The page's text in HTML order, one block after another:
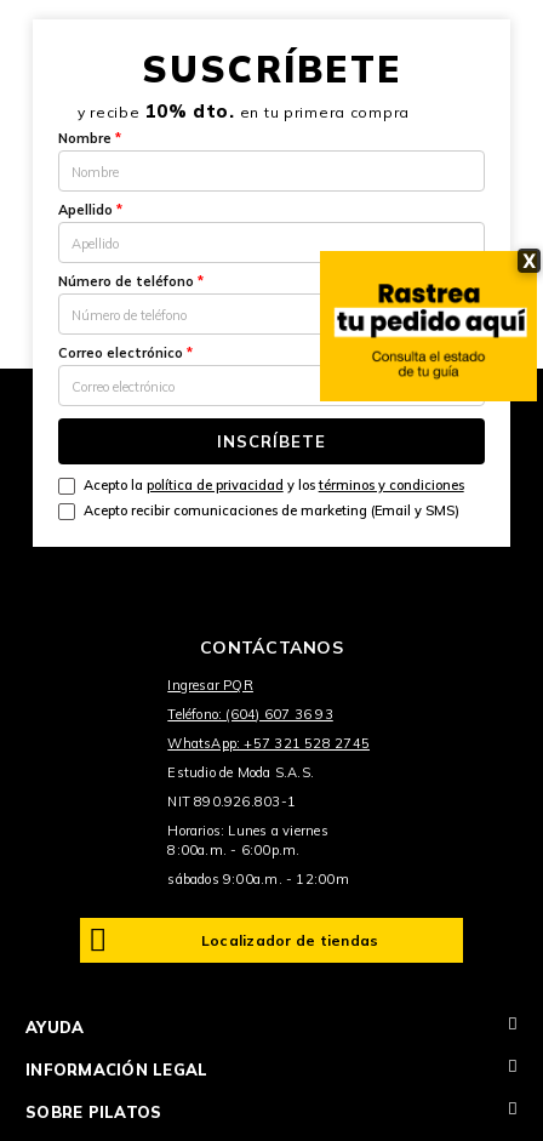
X
SUSCRÍBETE
y recibe 10% dto. en tu primera compra
Nombre *
Apellido *
Número de teléfono *
Correo electrónico *
INSCRÍBETE
Acepto la política de privacidad y lostérminos y condiciones
Acepto recibir comunicaciones de marketing (Email y SMS)
CONTÁCTANOS
Ingresar PQR
Teléfono: (604) 607 36 93
WhatsApp: +57 321 528 2745
Estudio de Moda S.A.S.
NIT 890.926.803-1
Horarios: Lunes a viernes
8:00a.m. - 6:00p.m.
sábados 9:00a.m. - 12:00m
Localizador de tiendas
AYUDA +
INFORMACIÓN LEGAL +
SOBRE PILATOS +